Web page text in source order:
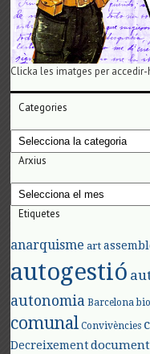
Clicka les imatges per accedir-
Categories
Categories
Arxius
Arxius
Etiquetes
anarquisme art
autogestió
autonomia Barcelona
comunal Convivències
Decreixement